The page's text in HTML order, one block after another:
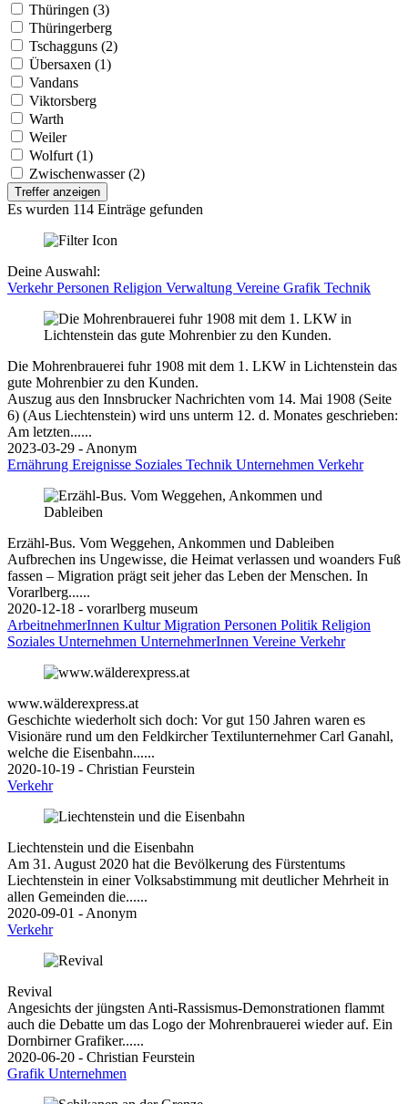
Thüringen (3)
Thüringerberg
Tschagguns (2)
Übersaxen (1)
Vandans
Viktorsberg
Warth
Weiler
Wolfurt (1)
Zwischenwasser (2)
Treffer anzeigen
Es wurden 114 Einträge gefunden
Deine Auswahl:
VerkehrPersonen Religion Verwaltung Vereine Grafik Technik
Die Mohrenbrauerei fuhr 1908 mit dem 1. LKW in Lichtenstein das
gute Mohrenbier zu den Kunden.
Auszug aus den Innsbrucker Nachrichten vom 14. Mai 1908 (Seite
6) (Aus Liechtenstein) wird uns unterm 12. d. Monates geschrieben:
Am letzten......
2023-03-29 - Anonym
Ernährung Ereignisse Soziales Technik Unternehmen Verkehr
Erzähl-Bus. Vom Weggehen, Ankommen und Dableiben
Aufbrechen ins Ungewisse, die Heimat verlassen und woanders Fuß
fassen – Migration prägt seit jeher das Leben der Menschen. In
Vorarlberg......
2020-12-18 - vorarlberg museum
ArbeitnehmerInnen KulturMigration Personen Politik Religion
Soziales Unternehmen UnternehmerInnen Vereine Verkehr
www.wälderexpress.at
Geschichte wiederholt sich doch: Vor gut 150 Jahren waren es
Visionäre rund um den Feldkircher Textilunternehmer Carl Ganahl,
welche die Eisenbahn......
2020-10-19 - Christian Feurstein
Verkehr
Liechtenstein und die Eisenbahn
Am 31. August 2020 hat die Bevölkerung des Fürstentums
Liechtenstein in einer Volksabstimmung mit deutlicher Mehrheit in
allen Gemeinden die......
2020-09-01 - Anonym
Verkehr
Revival
Angesichts der jüngsten Anti-Rassismus-Demonstrationen flammt
auch die Debatte um das Logo der Mohrenbrauerei wieder auf. Ein
Dornbirner Grafiker......
2020-06-20 - Christian Feurstein
Grafik Unternehmen